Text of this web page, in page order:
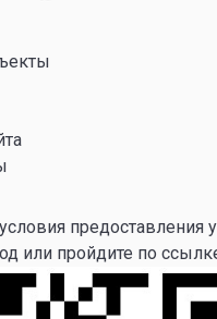
предоставления
или пройдите по